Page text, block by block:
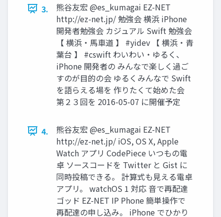
3.
熊⾕友宏 @es_kumagai EZ-NET
http://ez-net.jp/ 勉強会 横浜 iPhone
開発者勉強会 カジュアル Swift 勉強会
【 横浜・⾺⾞道 】 #yidev 【 横浜・⻘
葉台 】 #cswift わいわい・ゆるく、
iPhone 開発者の みんなで楽しく過ご
すのが⽬的の会 ゆるくみんなで Swift
を語らえる場を 作りたくて始めた会
第２３回を 2016-05-07 に開催予定
4.
熊⾕友宏 @es_kumagai EZ-NET
http://ez-net.jp/ iOS, OS X, Apple
Watch アプリ CodePiece いつもの電
卓 ソースコードを Twitter と Gist に
同時投稿できる。 計算式も⾒える電卓
アプリ。 watchOS 1 対応 ⾳で再配達
ゴッド EZ-NET IP Phone 簡単操作で
再配達の申し込み。 iPhone でひかり